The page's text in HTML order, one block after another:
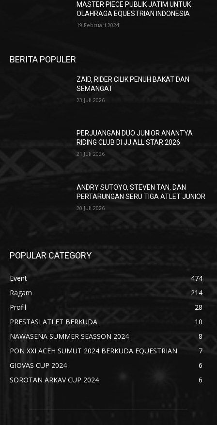
MASTER PIECE PUBLIK JATIM UNTUK
OLAHRAGA EQUESTRIAN INDONESIA
19 Februari 2024
BERITA POPULER
ZAID, RIDER CILIK PENUH BAKAT DAN
SEMANGAT
23 Juli 2026
PERJUANGAN DUO JUNIOR ANANTYA
RIDING CLUB DI JJ ALL STAR 2026
21 Juli 2026
ANDRY SUTOYO, STEVEN TAN, DAN
PERTARUNGAN SERU TIGA ATLET JUNIOR
20 Juli 2026
POPULAR CATEGORY
Event
474
Ragam
214
Profil
28
PRESTASI ATLET BERKUDA
10
NAWASENA SUMMER SEASSON 2024
8
PON XXI ACEH SUMUT 2024 BERKUDA EQUESTRIAN
7
GIOVAS CUP 2024
6
SOROTAN ARKAV CUP 2024
6